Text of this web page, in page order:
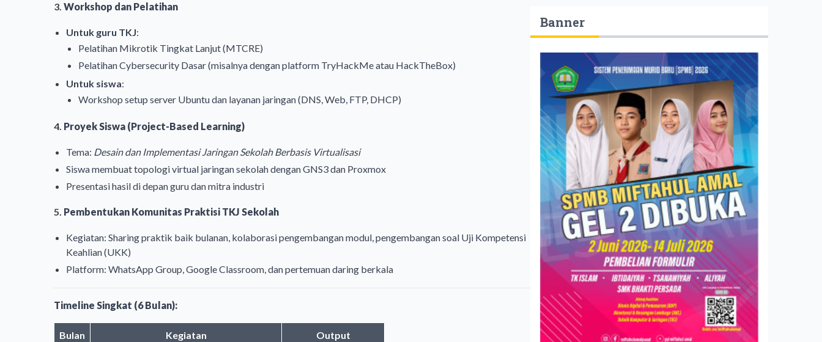
3. Workshop dan Pelatihan
Untuk guru TKJ:
Pelatihan Mikrotik Tingkat Lanjut (MTCRE)
Pelatihan Cybersecurity Dasar (misalnya dengan platform TryHackMe atau HackTheBox)
Untuk siswa:
Workshop setup server Ubuntu dan layanan jaringan (DNS, Web, FTP, DHCP)
4. Proyek Siswa (Project-Based Learning)
Tema: Desain dan Implementasi Jaringan Sekolah Berbasis Virtualisasi
Siswa membuat topologi virtual jaringan sekolah dengan GNS3 dan Proxmox
Presentasi hasil di depan guru dan mitra industri
5. Pembentukan Komunitas Praktisi TKJ Sekolah
Kegiatan: Sharing praktik baik bulanan, kolaborasi pengembangan modul, pengembangan soal Uji Kompetensi
Keahlian (UKK)
Platform: WhatsApp Group, Google Classroom, dan pertemuan daring berkala
Timeline Singkat (6 Bulan):
Bulan Kegiatan Output
Banner